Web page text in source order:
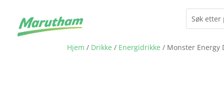
Hjem / Drikke / Energidrikke / Monster Energy